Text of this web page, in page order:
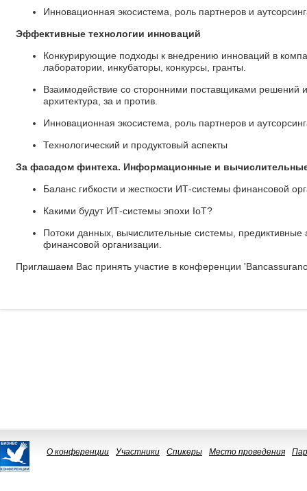
Инновационная экосистема, роль партнеров и
Эффективные технологии инноваций
Конкурирующие подходы к внедрению инноваций в
лаборатории, инкубаторы, конкурсы, гранты.
Взаимодействие со сторонними поставщиками решений
архитектура, за и против.
Инновационная экосистема, роль партнеров и
Технологический и продуктовый аспекты
За фасадом финтеха. Информационные и
Баланс гибкости и жесткости ИТ-системы финансовой
Какими будут ИТ-системы эпохи IoT?
Потоки данных, вычислительные системы,
финансовой организации.
Приглашаем Вас принять участие в конференции
О конференции Участники Спикеры Место проведения